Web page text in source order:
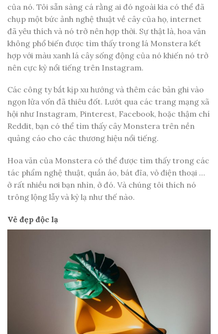
của nó. Tôi sẵn sàng cá rằng ai đó ngoài kia có thể đã
chụp một bức ảnh nghệ thuật về cây của họ, internet
đã yêu thích và nó trở nên hợp thời. Sự thật là, hoa văn
không phổ biến được tìm thấy trong lá Monstera kết
hợp với màu xanh lá cây sống động của nó khiến nó trở
nên cực kỳ nổi tiếng trên Instagram.
Các công ty bắt kịp xu hướng và thêm các bản ghi vào
ngọn lửa vốn đã thiêu đốt. Lướt qua các trang mạng xã
hội như Instagram, Pinterest, Facebook, hoặc thậm chí
Reddit, bạn có thể tìm thấy cây Monstera trên nền
quảng cáo cho các thương hiệu nổi tiếng.
Hoa văn của Monstera có thể được tìm thấy trong các
tác phẩm nghệ thuật, quần áo, bát đĩa, vỏ điện thoại …
ở rất nhiều nơi bạn nhìn, ở đó. Và chúng tôi thích nó
trông lộng lẫy và kỳ lạ như thế nào.
Vẻ đẹp độc lạ